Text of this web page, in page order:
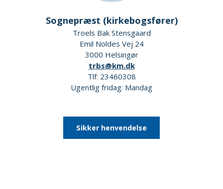
Sognepræst (kirkebogsfører)
Troels Bak Stensgaard
Emil Noldes Vej 24
3000 Helsingør
trbs@km.dk
Tlf: 23460308
Ugentlig fridag: Mandag
Sikker henvendelse